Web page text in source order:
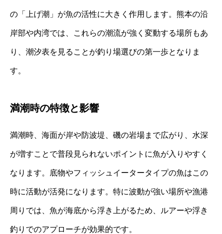
の「上げ潮」が魚の活性に大きく作用します。熊本の沿
岸部や内湾では、これらの潮流が強く変動する場所もあ
り、潮汐表を見ることが釣り場選びの第一歩となりま
す。
満潮時の特徴と影響
満潮時、海面が岸や防波堤、磯の岩場まで広がり、水深
が増すことで普段見られないポイントに魚が入りやすく
なります。底物やフィッシュイータータイプの魚はこの
時に活動が活発になります。特に波動が強い場所や漁港
周りでは、魚が海底から浮き上がるため、ルアーや浮き
釣りでのアプローチが効果的です。